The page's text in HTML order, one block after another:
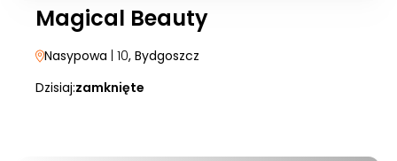
Magical Beauty
Nasypowa | 10, Bydgoszcz
Dzisiaj:zamknięte